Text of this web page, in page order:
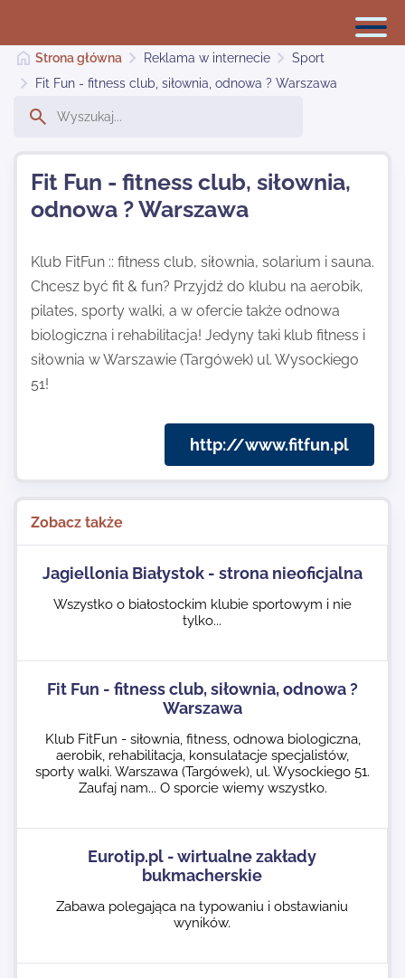
Dodaj stronę
Najnowsze
Kontakt
Strona główna Reklama w internecie
Sport
Fit Fun - fitness club, siłownia, odnowa ? Warszawa
Fit Fun - fitness club, siłownia,
odnowa ? Warszawa
Klub FitFun :: fitness club, siłownia, solarium i sauna.
Chcesz być fit & fun? Przyjdź do klubu na aerobik,
pilates, sporty walki, a w ofercie także odnowa
biologiczna i rehabilitacja! Jedyny taki klub fitness i
siłownia w Warszawie (Targówek) ul. Wysockiego
51!
http://www.fitfun.pl
Zobacz także
Jagiellonia Białystok - strona nieoficjalna
Wszystko o białostockim klubie sportowym i nie
tylko...
Fit Fun - fitness club, siłownia, odnowa ?
Warszawa
Klub FitFun - siłownia, fitness, odnowa biologiczna,
aerobik, rehabilitacja, konsulatacje specjalistów,
sporty walki. Warszawa (Targówek), ul. Wysockiego 51.
Zaufaj nam... O sporcie wiemy wszystko.
Eurotip.pl - wirtualne zakłady
bukmacherskie
Zabawa polegająca na typowaniu i obstawianiu
wyników.